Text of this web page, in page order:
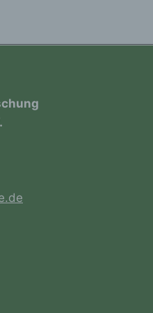
identifizierte oder
Person, deren
von dem für die
verarbeitet
ausgeführte
Vorgangsreihe im